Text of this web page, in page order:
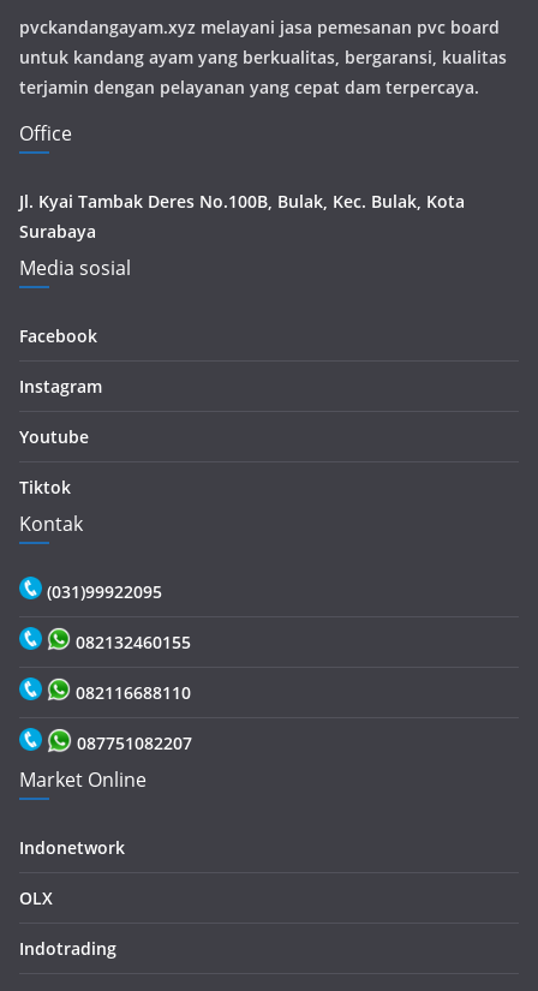
pvckandangayam.xyz melayani jasa pemesanan pvc board
untuk kandang ayam yang berkualitas, bergaransi, kualitas
terjamin dengan pelayanan yang cepat dam terpercaya.
Office
Jl. Kyai Tambak Deres No.100B, Bulak, Kec. Bulak, Kota
Surabaya
Media sosial
Facebook
Instagram
Youtube
Tiktok
Kontak
(031)99922095
082132460155
082116688110
087751082207
Market Online
Indonetwork
OLX
Indotrading